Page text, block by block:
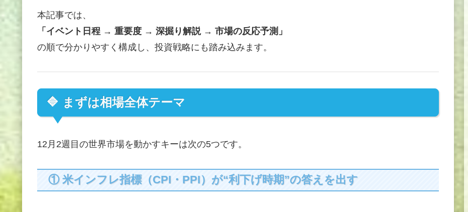
本記事では、
「イベント日程 → 重要度 → 深掘り解説 → 市場の反応予測」
の順で分かりやすく構成し、投資戦略にも踏み込みます。
🔷 まずは相場全体テーマ
12月2週目の世界市場を動かすキーは次の5つです。
① 米インフレ指標（CPI・PPI）が“利下げ時期”の答えを出す